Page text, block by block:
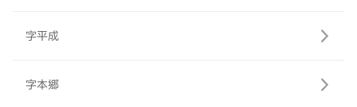
字平成
字本郷